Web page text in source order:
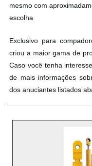
mesmo com
escolha
Exclusivo para
criou a maior gama de
Caso você tenha
de mais informações
dos anuciantes listados